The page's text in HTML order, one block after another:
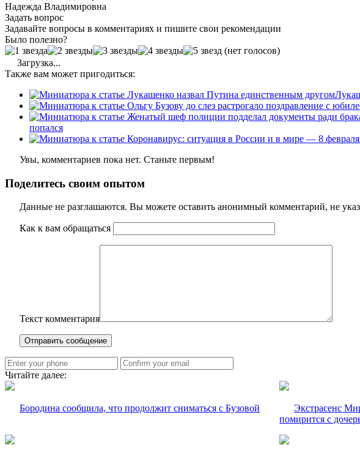
Надежда Владимировна
Задать вопрос
Задавайте вопросы в комментариях и пишите свои рекомендации
Было полезно?
(нет голосов)
Загрузка...
Также вам может пригодиться:
попался
Увы, комментариев пока нет. Станьте первым!
Поделитесь своим опытом
Данные не разглашаются. Вы можете оставить анонимный комментарий, не
Как к вам обращаться
Текст комментария
Читайте далее:
Бородина сообщила, что продолжит сниматься с Бузовой
Экстрасенс
помирится с